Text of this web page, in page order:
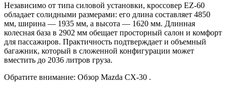
Независимо от типа силовой установки, кроссовер EZ-60
обладает солидными размерами: его длина составляет 4850
мм, ширина — 1935 мм, а высота — 1620 мм. Длинная
колесная база в 2902 мм обещает просторный салон и комфорт
для пассажиров. Практичность подтверждает и объемный
багажник, который в сложенной конфигурации может
вместить до 2036 литров груза.
Обратите внимание: Обзор Mazda CX-30 .